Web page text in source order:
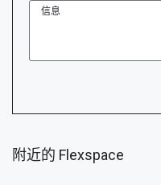
附近的 Flexspace